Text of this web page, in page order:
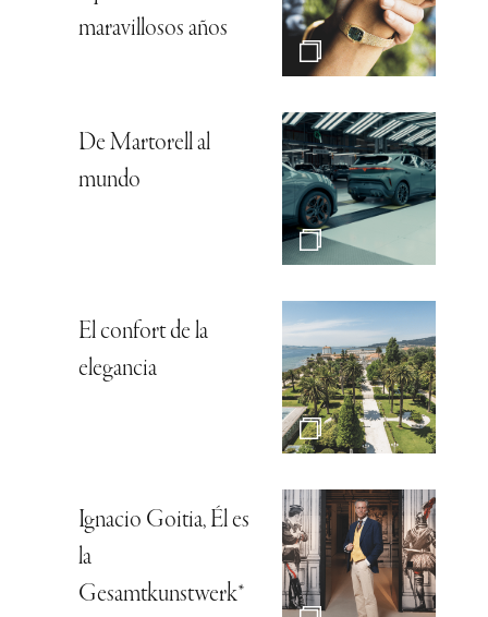
maravillosos años
De Martorell al
mundo
El confort de la
elegancia
Ignacio Goitia, Él es
la
Gesamtkunstwerk*